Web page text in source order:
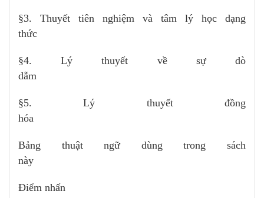
§3. Thuyết tiên nghiệm và tâm lý học dạng
thức
§4. Lý thuyết về sự dò
dẫm
§5. Lý thuyết đồng
hóa
Bảng thuật ngữ dùng trong sách
này
Điểm nhấn